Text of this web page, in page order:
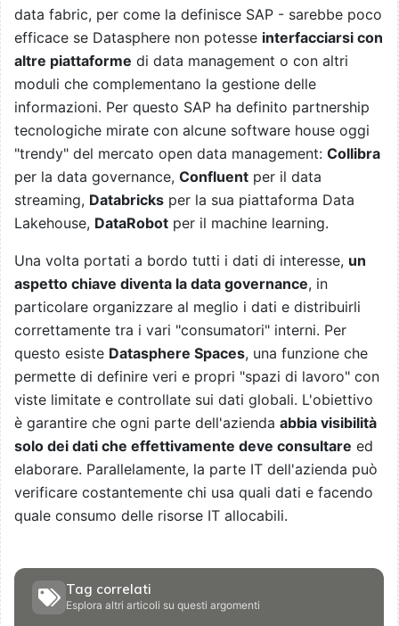
data fabric, per come la definisce SAP - sarebbe poco
efficace se Datasphere non potesse interfacciarsi con
altre piattaforme di data management o con altri
moduli che complementano la gestione delle
informazioni. Per questo SAP ha definito partnership
tecnologiche mirate con alcune software house oggi
"trendy" del mercato open data management: Collibra
per la data governance, Confluent per il data
streaming, Databricks per la sua piattaforma Data
Lakehouse, DataRobot per il machine learning.
Una volta portati a bordo tutti i dati di interesse, un
aspetto chiave diventa la data governance, in
particolare organizzare al meglio i dati e distribuirli
correttamente tra i vari "consumatori" interni. Per
questo esiste Datasphere Spaces, una funzione che
permette di definire veri e propri "spazi di lavoro" con
viste limitate e controllate sui dati globali. L'obiettivo
è garantire che ogni parte dell'azienda abbia visibilità
solo dei dati che effettivamente deve consultare ed
elaborare. Parallelamente, la parte IT dell'azienda può
verificare costantemente chi usa quali dati e facendo
quale consumo delle risorse IT allocabili.
Tag correlati
Esplora altri articoli su questi argomenti